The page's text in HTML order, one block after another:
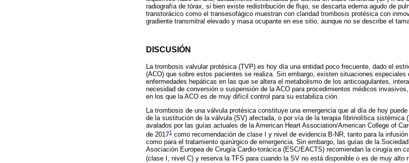
radiografía de tórax, si bien existe redistribución de flujo, se descarta edema agudo de
transtorácico como el transesofágico muestran con claridad trombosis protésica con
gradiente transmitral elevado y masa ocupante en ese sitio, aunque no se describe el
DISCUSIÓN
La trombosis valvular protésica (TVP) es hoy día una entidad poco frecuente, dado el
(ACO) que sobre estos pacientes se realiza. Sin embargo, existen situaciones
enfermedades hepáticas en las que se altera el metabolismo de los anticoagulantes,
necesidad de conversión o suspensión de la ACO para procedimientos médicos
en los que la ACO es de muy difícil control para su estabiliza ción.
La trombosis de una válvula protésica constituye una emergencia que al día de hoy
de la sustitución de la válvula (SV) afectada, o por vía de la terapia fibrinolítica sistémica
avalados por las guías actuales de la American Heart Association/American College of
de 20171 como recomendación de clase I y nivel de evidencia B-NR, tanto para la
como para el tratamiento quirúrgico de emergencia. Sin embargo, las guías de la
Asociación Europea de Cirugía Cardio-torácica (ESC/EACTS) recomiendan la cirugía en
(clase I, nivel C) y reserva la TFS para cuando la SV no está disponible o es de muy alto